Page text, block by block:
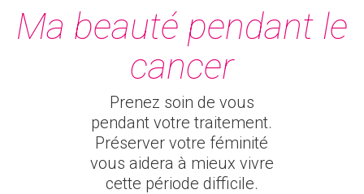
Ma beauté pendant le
cancer
Prenez soin de vous
pendant votre traitement.
Préserver votre féminité
vous aidera à mieux vivre
cette période difficile.